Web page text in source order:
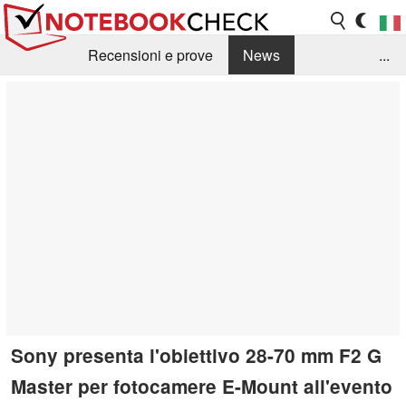
Recensioni e prove
News
...
Sony presenta l'obiettivo 28-70 mm F2 G
Master per fotocamere E-Mount all'evento